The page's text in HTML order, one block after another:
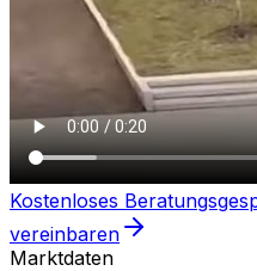
Kostenloses
vereinbaren
Marktdaten